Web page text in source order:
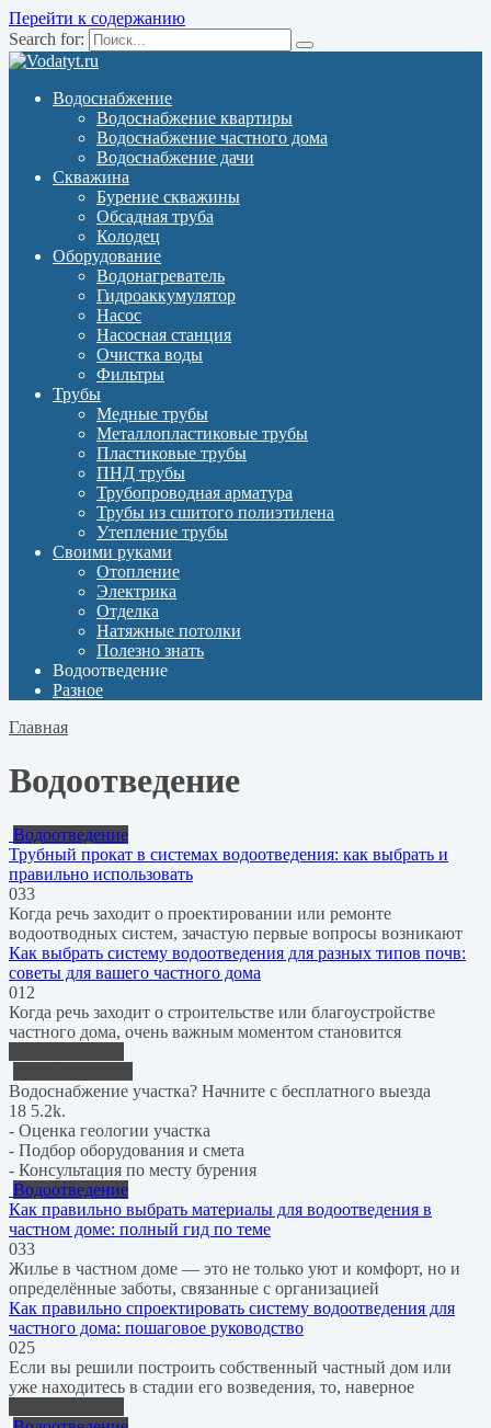
Перейти к содержанию
Search for:
Водоснабжение
Водоснабжение квартиры
Водоснабжение частного дома
Водоснабжение дачи
Скважина
Бурение скважины
Обсадная труба
Колодец
Оборудование
Водонагреватель
Гидроаккумулятор
Насос
Насосная станция
Очистка воды
Фильтры
Трубы
Медные трубы
Металлопластиковые трубы
Пластиковые трубы
ПНД трубы
Трубопроводная арматура
Трубы из сшитого полиэтилена
Утепление трубы
Своими руками
Отопление
Электрика
Отделка
Натяжные потолки
Полезно знать
Водоотведение
Разное
Главная
Водоотведение
Водоотведение
Трубный прокат в системах водоотведения: как выбрать и
правильно использовать
033
Когда речь заходит о проектировании или ремонте
водоотводных систем, зачастую первые вопросы возникают
Как выбрать систему водоотведения для разных типов почв:
советы для вашего частного дома
012
Когда речь заходит о строительстве или благоустройстве
частного дома, очень важным моментом становится
Водоснабжение участка? Начните с бесплатного выезда
18 5.2k.
- Оценка геологии участка
- Подбор оборудования и смета
- Консультация по месту бурения
Водоотведение
Как правильно выбрать материалы для водоотведения в
частном доме: полный гид по теме
033
Жилье в частном доме — это не только уют и комфорт, но и
определённые заботы, связанные с организацией
Как правильно спроектировать систему водоотведения для
частного дома: пошаговое руководство
025
Если вы решили построить собственный частный дом или
уже находитесь в стадии его возведения, то, наверное